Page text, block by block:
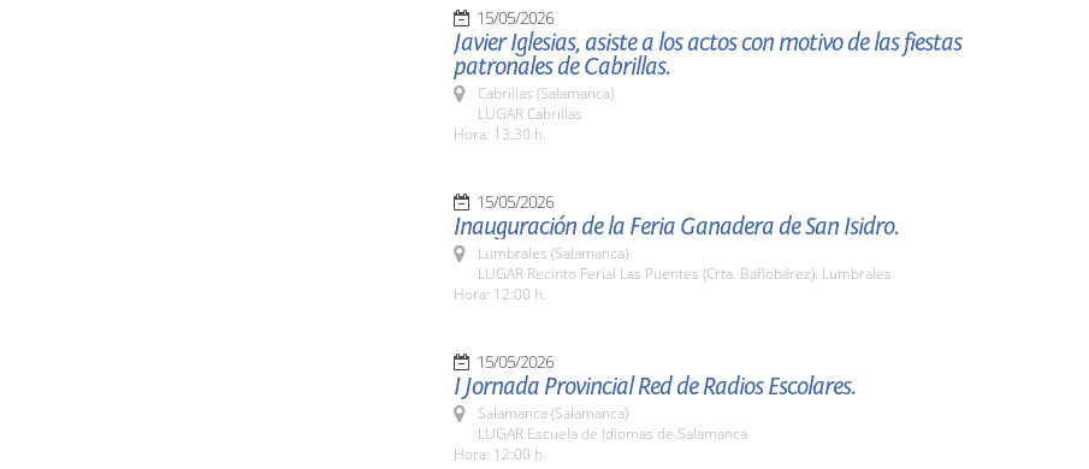
15/05/2026
Javier Iglesias, asiste a los actos con motivo de las fiestas
patronales de Cabrillas.
Cabrillas (Salamanca)
LUGAR Cabrillas
Hora: 13:30 h.
15/05/2026
Inauguración de la Feria Ganadera de San Isidro.
Lumbrales (Salamanca)
LUGAR Recinto Ferial Las Puentes (Crta. Bañobárez). Lumbrales
Hora: 12:00 h.
15/05/2026
I Jornada Provincial Red de Radios Escolares.
Salamanca (Salamanca)
LUGAR Escuela de Idiomas de Salamanca
Hora: 12:00 h.